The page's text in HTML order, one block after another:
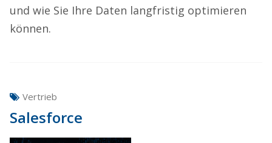
und wie Sie Ihre Daten langfristig optimieren
können.
Vertrieb
Salesforce